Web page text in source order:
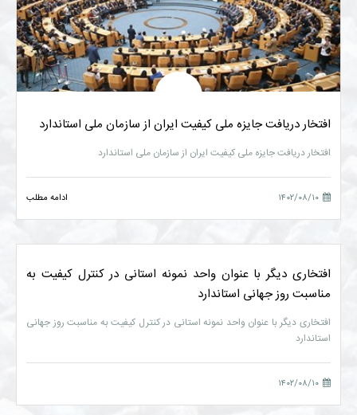
افتخار دریافت جایزه ملی کیفیت ایران از سازمان ملی استاندارد
افتخار دریافت جایزه ملی کیفیت ایران از سازمان ملی استاندارد
۱۴۰۲/۰۸/۱۰ ادامه مطلب
افتخاری دیگر با عنوان واحد نمونه استانی در کنترل کیفیت به
مناسبت روز جهانی استاندارد
افتخاری دیگر با عنوان واحد نمونه استانی در کنترل کیفیت به مناسبت روز جهانی
استاندارد
۱۴۰۲/۰۸/۱۰